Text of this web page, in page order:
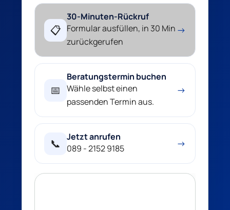
📋
30-Minuten-Rückruf
Formular ausfüllen, in 30 Min
zurückgerufen
→
📅
Beratungstermin buchen
Wähle selbst einen
passenden Termin aus.
→
📞
Jetzt anrufen
089 - 2152 9185
→